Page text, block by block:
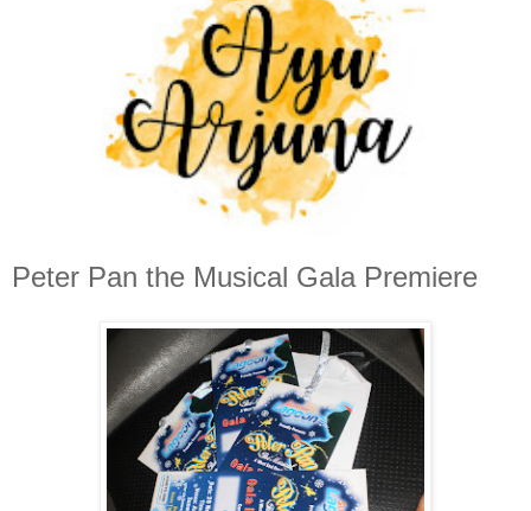
Peter Pan the Musical Gala Premiere